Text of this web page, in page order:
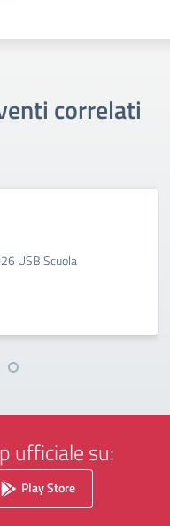
correlati
USB Scuola
ufficiale su:
Play Store